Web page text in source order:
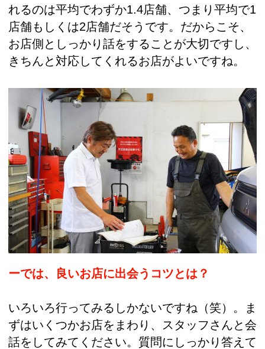
れるのは平均でわずか1.4店舗、つまり平均で1
店舗もしくは2店舗だそうです。だからこそ、
お店側としっかり話をすることが大切ですし、
きちんと対応してくれるお店がよいですね。
ーでは、良いお店に出会うコツとは？
いろいろ行ってみるしかないですね（笑）。ま
ずはいくつかお店をまわり、スタッフさんと会
話をしてみてください。質問にしっかり答えて